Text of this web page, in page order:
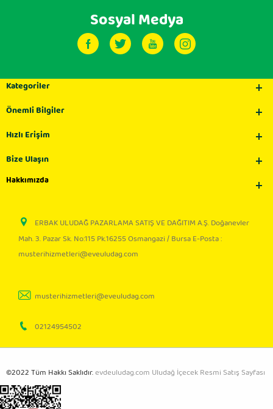
Sosyal Medya
Kategoriler
Önemli Bilgiler
Hızlı Erişim
Bize Ulaşın
Hakkımızda
ERBAK ULUDAĞ PAZARLAMA SATIŞ VE DAĞITIM A.Ş. Doğanevler
Mah. 3. Pazar Sk. No:115 Pk.16255 Osmangazi / Bursa E-Posta :
musterihizmetleri@eveuludag.com
musterihizmetleri@eveuludag.com
02124954502
©2022 Tüm Hakkı Saklıdır.evdeuludag.com Uludağ İçecek Resmi Satış Sayfası